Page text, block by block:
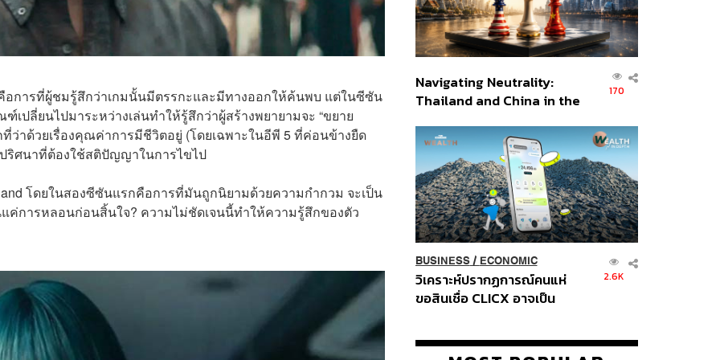
อการที่ผู้ชมรู้สึกว่าเกมนั้นมีตรรกะและมีทางออกให้ค้นพบ แต่ในซีซัน
เปลี่ยนไปมาระหว่างเล่นทำให้รู้สึกว่าผู้สร้างพยายามจะ “ขยาย
ว่าด้วยเรื่องคุณค่าการมีชีวิตอยู่ (โดยเฉพาะในอีพี 5 ที่ค่อนข้างยืด
ริศนาที่ต้องใช้สติปัญญาในการไขไป
โดยในสองซีซันแรกคือการที่มันถูกนิยามด้วยความกำกวม จะเป็น
ค่การหลอนก่อนสิ้นใจ? ความไม่ชัดเจนนี้ทำให้ความรู้สึกของตัว
Navigating Neutrality:
Thailand and China in the
Order
170
BUSINESS/ ECONOMIC
วิเคราะห์ปรากฏการณ์คนแห่
ขอสินเชื่อ CLICX อาจเป็น
ปัญหาหนี้ครัวเรือนไทยที่ถูกซุก
2.6K